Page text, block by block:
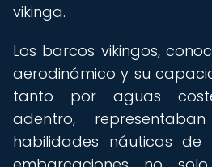
vikinga.
Los barcos vikingos,
aerodinámico y su
tanto por aguas
adentro,
habilidades náuticas de